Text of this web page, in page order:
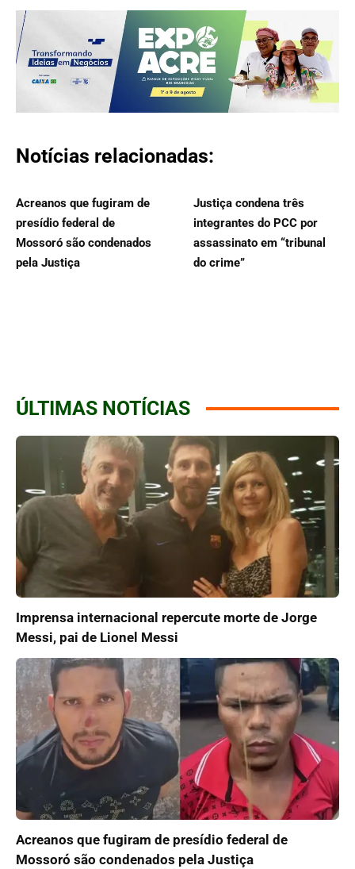
Notícias relacionadas:
Acreanos que fugiram de
presídio federal de
Mossoró são condenados
pela Justiça
Justiça condena três
integrantes do PCC por
assassinato em “tribunal
do crime”
ÚLTIMAS NOTÍCIAS
Imprensa internacional repercute morte de Jorge
Messi, pai de Lionel Messi
Acreanos que fugiram de presídio federal de
Mossoró são condenados pela Justiça